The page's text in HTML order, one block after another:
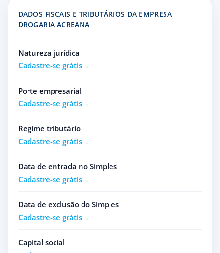
DADOS FISCAIS E TRIBUTÁRIOS DA EMPRESA
DROGARIA ACREANA
Natureza jurídica
Cadastre-se grátis
Porte empresarial
Cadastre-se grátis
Regime tributário
Cadastre-se grátis
Data de entrada no Simples
Cadastre-se grátis
Data de exclusão do Simples
Cadastre-se grátis
Capital social